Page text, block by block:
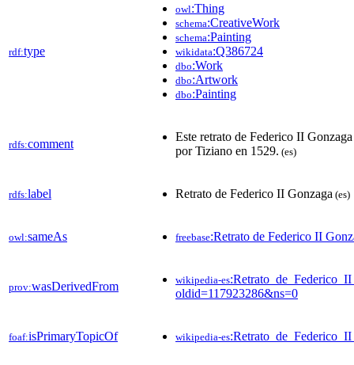
rdf:type
owl:Thing
schema:CreativeWork
schema:Painting
wikidata:Q386724
dbo:Work
dbo:Artwork
dbo:Painting
rdfs:comment
Este retrato de Federico II
por Tiziano en 1529. (es)
rdfs:label Retrato de Federico II Gonzaga (es)
owl:sameAs freebase:Retrato de Federico II
prov:wasDerivedFrom wikipedia-es
oldid=117923286&ns=0
foaf:isPrimaryTopicOf wikipedia-es